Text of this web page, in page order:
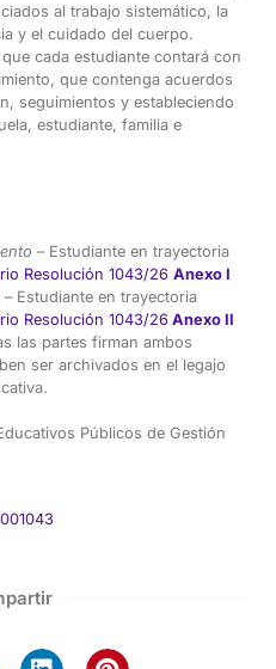
al trabajo sistemático, la
y el cuidado del cuerpo.
cada estudiante contará con
que contenga acuerdos
seguimientos y estableciendo
estudiante, familia e
– Estudiante en trayectoria
Resolución 1043/26 Anexo I
– Estudiante en trayectoria
Resolución 1043/26Anexo II
las partes firman ambos
ser archivados en el legajo
Públicos de Gestión